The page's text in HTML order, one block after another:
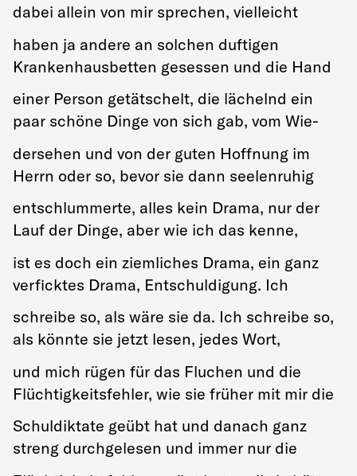
dabei allein von mir sprechen, vielleicht
haben ja andere an solchen duftigen
Krankenhausbetten gesessen und die Hand
einer Person getätschelt, die lächelnd ein
paar schöne Dinge von sich gab, vom Wie-
dersehen und von der guten Hoffnung im
Herrn oder so, bevor sie dann seelenruhig
entschlummerte, alles kein Drama, nur der
Lauf der Dinge, aber wie ich das kenne,
ist es doch ein ziemliches Drama, ein ganz
verficktes Drama, Entschuldigung. Ich
schreibe so, als wäre sie da. Ich schreibe so,
als könnte sie jetzt lesen, jedes Wort,
und mich rügen für das Fluchen und die
Flüchtigkeitsfehler, wie sie früher mit mir die
Schuldiktate geübt hat und danach ganz
streng durchgelesen und immer nur die